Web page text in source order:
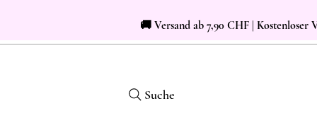
🚚 Versand ab 7,90 CHF | Kostenloser
Suche